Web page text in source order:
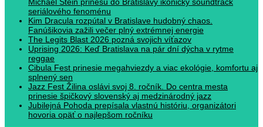
seriálového fenoménu
Kim Dracula rozpútal v Bratislave hudobný chaos.
Fanúšikovia zažili večer plný extrémnej energie
The Legits Blast 2026 pozná svojich víťazov
Uprising 2026: Keď Bratislava na pár dní dýcha v rytme
reggae
Cibula Fest prinesie megahviezdy a viac ekológie, komfortu aj
splnený sen
Jazz Fest Žilina oslávi svoj 8. ročník. Do centra mesta
prinesie špičkový slovenský aj medzinárodný jazz
Jubilejná Pohoda prepísala vlastnú históriu, organizátori
hovoria opäť o najlepšom ročníku